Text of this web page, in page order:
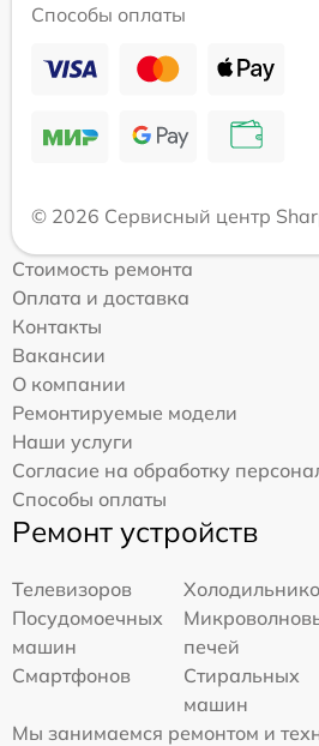
Способы оплаты
© 2026 Сервисный центр
Стоимость ремонта
Оплата и доставка
Контакты
Вакансии
О компании
Ремонтируемые модели
Наши услуги
Согласие на обработку
Способы оплаты
Ремонт устройств
Телевизоров
Посудомоечных
машин
печей
Смартфонов
Стиральных
машин
Мы занимаемся ремонтом и